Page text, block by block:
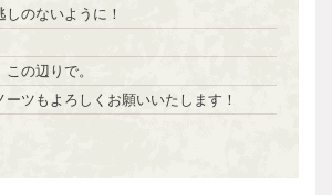
しのないように！
の辺りで。
ツもよろしくお願いいたします！